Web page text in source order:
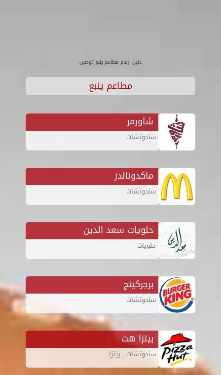
دليل ارقام مطاعم ينبع توصيل
مطاعم ينبع
شاورمر
سندوتشات
ماكدونالدز
سندوتشات
حلويات سعد الدين
حلويات
برجركينج
سندوتشات
بيتزا هت
سندوتشات , بيتزا